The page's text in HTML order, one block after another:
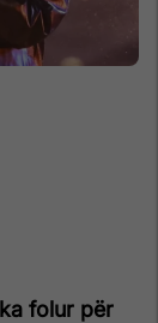
folur për